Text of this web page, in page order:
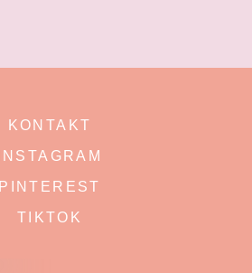
KONTAKT
INSTAGRAM
PINTEREST
TIKTOK